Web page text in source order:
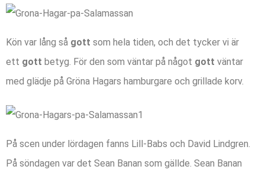
Kön var lång så gott som hela tiden, och det tycker vi är
ett gott betyg. För den som väntar på något gott väntar
med glädje på Gröna Hagars hamburgare och grillade korv.
På scen under lördagen fanns Lill-Babs och David Lindgren.
På söndagen var det Sean Banan som gällde. Sean Banan